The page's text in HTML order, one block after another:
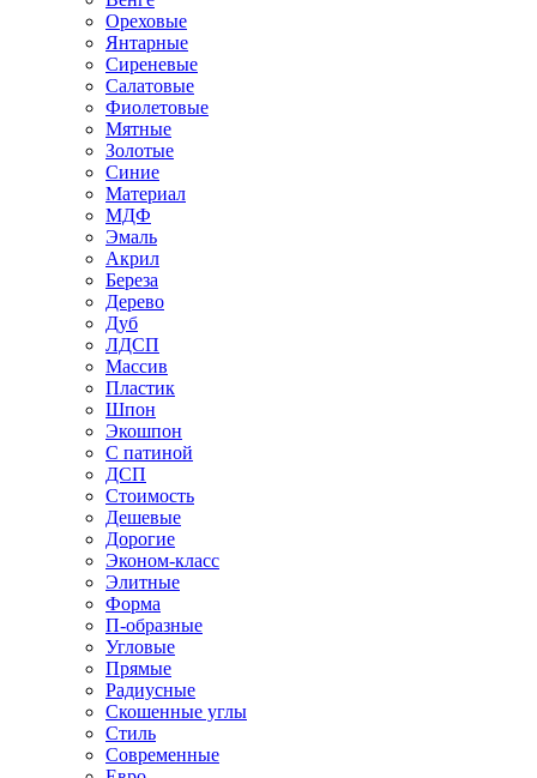
Ореховые
Янтарные
Сиреневые
Салатовые
Фиолетовые
Мятные
Золотые
Синие
Материал
МДФ
Эмаль
Акрил
Береза
Дерево
Дуб
ЛДСП
Массив
Пластик
Шпон
Экошпон
С патиной
ДСП
Стоимость
Дешевые
Дорогие
Эконом-класс
Элитные
Форма
П-образные
Угловые
Прямые
Радиусные
Скошенные углы
Стиль
Современные